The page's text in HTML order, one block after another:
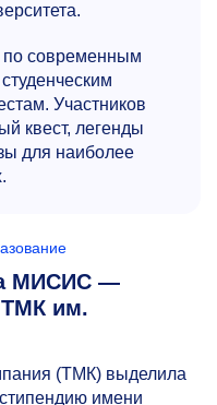
по современным
Участников
квест, легенды
для наиболее
МИСИС —
ТМК им.
(ТМК) выделила
имени